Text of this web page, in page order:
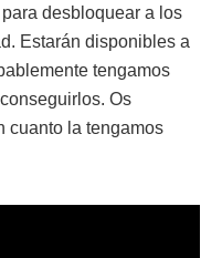
desbloquear a los
Estarán disponibles a
tengamos
Os
cuanto la tengamos